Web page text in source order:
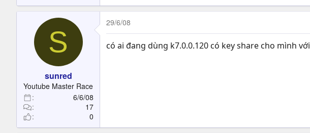
S
sunred
Youtube Master Race
6/6/08
17
0
29/6/08
có ai đang dùng k7.0.0.120 có key share cho mình với